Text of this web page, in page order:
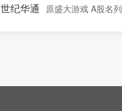
世纪华通 原盛大游戏 A股名列前茅的文化传媒板块上市